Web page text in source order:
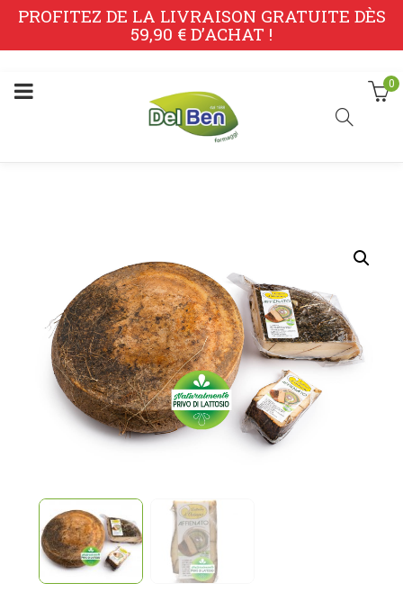
PROFITEZ DE LA LIVRAISON GRATUITE DÈS
59,90 € D’ACHAT !
0